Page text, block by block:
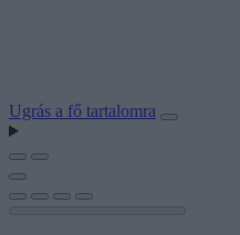
Ugrás a fő tartalomra